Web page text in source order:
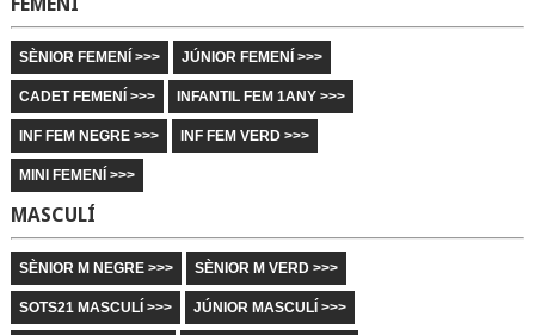
SÈNIOR FEMENÍ >>> JÚNIOR FEMENÍ >>>
CADET FEMENÍ >>> INFANTIL FEM 1ANY >>>
INF FEM NEGRE >>> INF FEM VERD >>>
MINI FEMENÍ >>>
MASCULÍ
SÈNIOR M NEGRE >>> SÈNIOR M VERD >>>
SOTS21 MASCULÍ >>> JÚNIOR MASCULÍ >>>